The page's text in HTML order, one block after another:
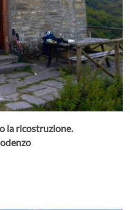
la ricostruzione.